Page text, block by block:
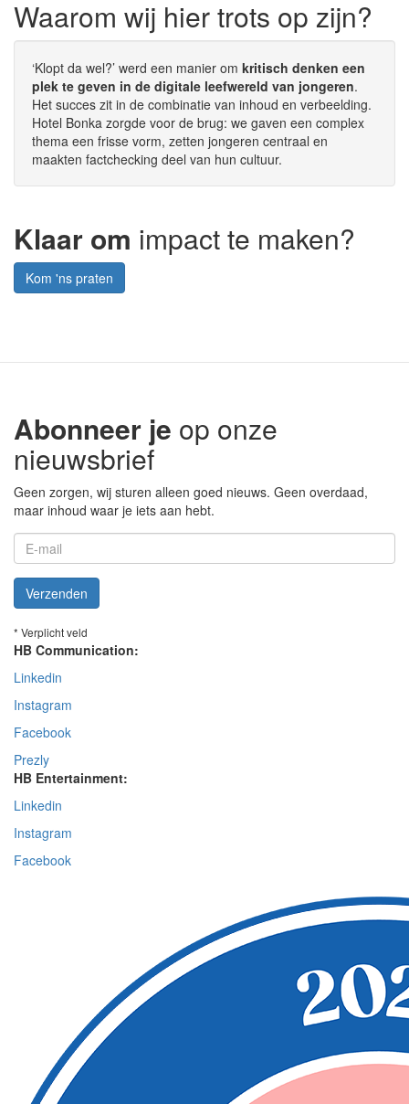
Waarom wij hier trots op zijn?
‘Klopt da wel?’ werd een manier om kritisch denken een
plek te geven in de digitale leefwereld van jongeren.
Het succes zit in de combinatie van inhoud en verbeelding.
Hotel Bonka zorgde voor de brug: we gaven een complex
thema een frisse vorm, zetten jongeren centraal en
maakten factchecking deel van hun cultuur.
Klaar om impact te maken?
Kom 'ns praten
Abonneer je op onze
nieuwsbrief
Geen zorgen, wij sturen alleen goed nieuws. Geen overdaad,
maar inhoud waar je iets aan hebt.
Verzenden
* Verplicht veld
HB Communication:
Linkedin
Instagram
Facebook
Prezly
HB Entertainment:
Linkedin
Instagram
Facebook